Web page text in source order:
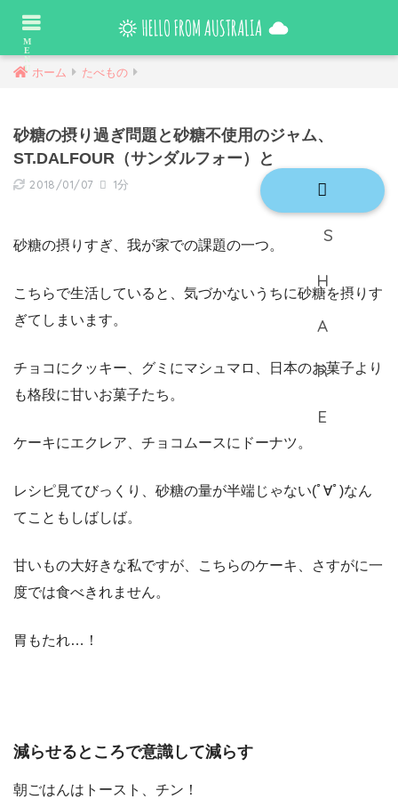
ホーム たべもの
砂糖の摂り過ぎ問題と砂糖不使用のジャム、
ST.DALFOUR（サンダルフォー）と
2018/01/07 1分
砂糖の摂りすぎ、我が家での課題の一つ。
こちらで生活していると、気づかないうちに砂糖を摂りす
ぎてしまいます。
チョコにクッキー、グミにマシュマロ、日本のお菓子より
も格段に甘いお菓子たち。
ケーキにエクレア、チョコムースにドーナツ。
レシピ見てびっくり、砂糖の量が半端じゃない(ﾟ∀ﾟ)なん
てこともしばしば。
甘いもの大好きな私ですが、こちらのケーキ、さすがに一
度では食べきれません。
胃もたれ…！
減らせるところで意識して減らす
朝ごはんはトースト、チン！